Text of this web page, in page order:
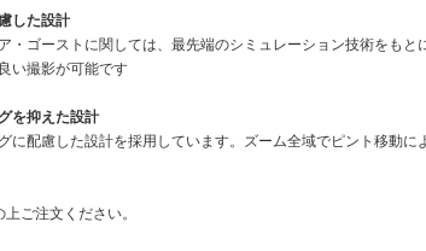
した設計
・ゴーストに関しては、最先端のシミュレーション技術をも
い撮影が可能です
を抑えた設計
に配慮した設計を採用しています。ズーム全域でピント移動
ご注文ください。